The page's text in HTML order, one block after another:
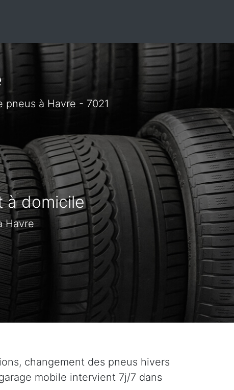
à Havre - 7021
à domicile
Havre
changement des pneus hivers
mobile intervient 7j/7 dans